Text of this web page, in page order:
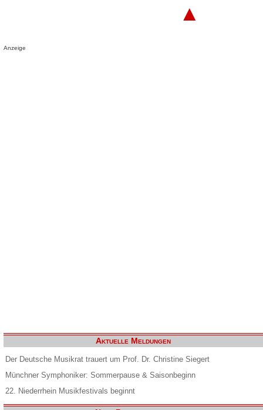
▲
Anzeige
Aktuelle Meldungen
Der Deutsche Musikrat trauert um Prof. Dr. Christine Siegert
Münchner Symphoniker: Sommerpause & Saisonbeginn
22. Niederrhein Musikfestivals beginnt